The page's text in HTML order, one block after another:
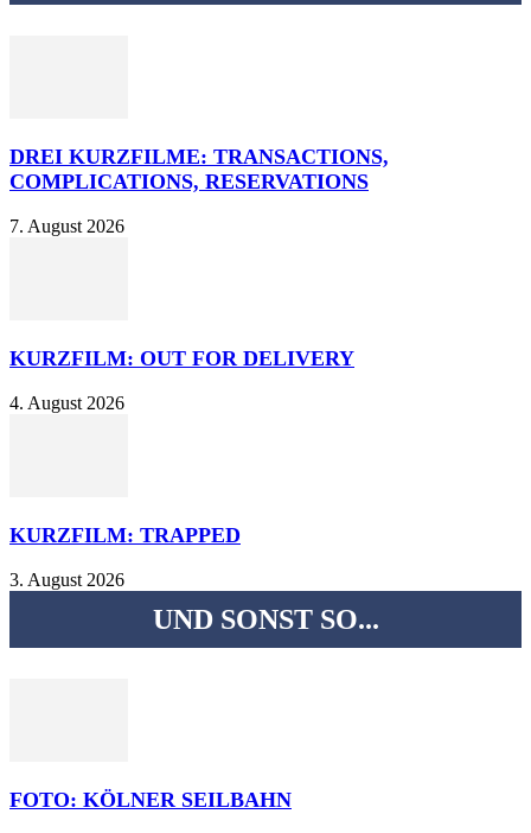
DREI KURZFILME: TRANSACTIONS,
COMPLICATIONS, RESERVATIONS
7. August 2026
KURZFILM: OUT FOR DELIVERY
4. August 2026
KURZFILM: TRAPPED
3. August 2026
UND SONST SO...
FOTO: KÖLNER SEILBAHN